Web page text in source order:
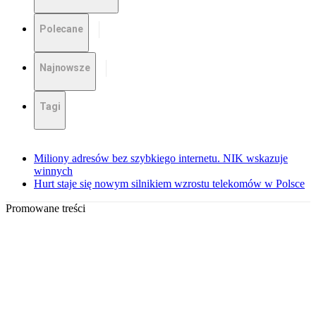
Polecane
Najnowsze
Tagi
Miliony adresów bez szybkiego internetu. NIK wskazuje
winnych
Hurt staje się nowym silnikiem wzrostu telekomów w Polsce
Promowane treści